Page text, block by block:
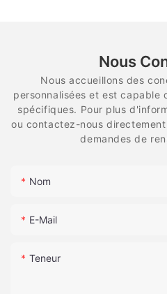
Nous
Nous accueillons des
personnalisées et est capable
spécifiques. Pour plus
ou contactez-nous
demandes de
Nom
E-Mail
Teneur